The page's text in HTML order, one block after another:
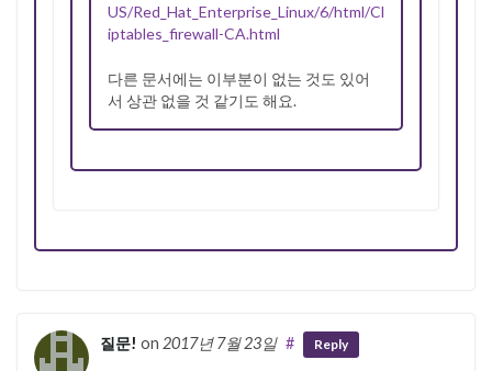
US/Red_Hat_Enterprise_Linux/6/html/
iptables_firewall-CA.html
다른 문서에는 이부분이 없는 것도 있어
서 상관 없을 것 같기도 해요.
질문! on 2017년 7월 23일 # Reply